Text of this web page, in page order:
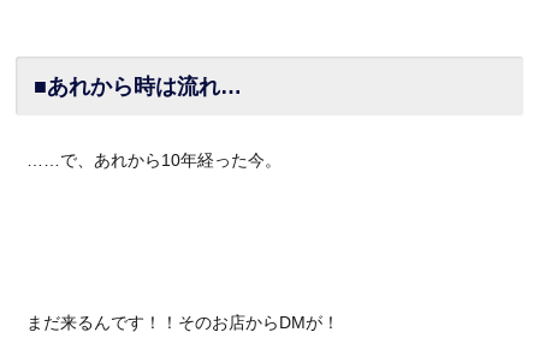
■あれから時は流れ…
……で、あれから10年経った今。
まだ来るんです！！そのお店からDMが！